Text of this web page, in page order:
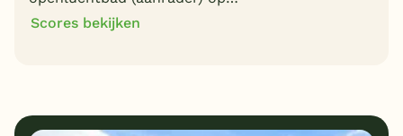
Scores bekijken